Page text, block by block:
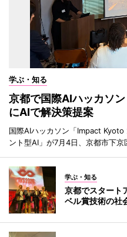
学ぶ・知る
京都で国際AIハッカソ
にAIで解決策提案
国際AIハッカソン「Impact
ント型AI」が7月4日、京都市下京
学ぶ・知る
京都でスタート
ベル賞技術の社